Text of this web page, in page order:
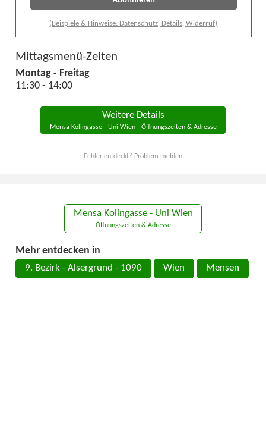
(Beispiele & Hinweise: Datenschutz, Details, Widerruf)
Mittagsmenü-Zeiten
Montag - Freitag
11:30 - 14:00
Weitere Details
Mensa Kolingasse - Uni Wien - Öffnungszeiten & Adresse
Fehler entdeckt? Problem melden
Mensa Kolingasse - Uni Wien
Öffnungszeiten & Adresse
Mehr entdecken in
9. Bezirk - Alsergrund - 1090 Wien Mensen